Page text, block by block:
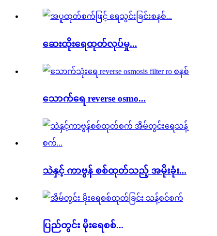
ဆေးထိုးရေထုတ်လုပ်မှု...
သောက်ရေ reverse osmo...
သဲနှင့် ကာဗွန် စစ်ထုတ်သည့် အမိုးခုံး...
ပြည်တွင်း မိုးရေစစ်...